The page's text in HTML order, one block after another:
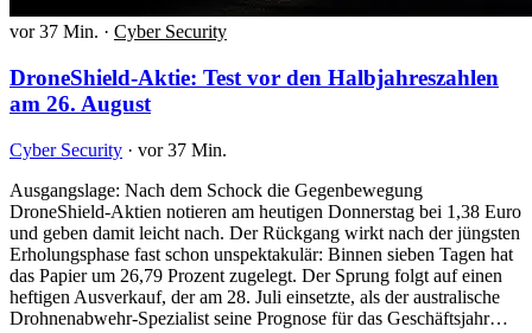
vor 37 Min. · Cyber Security
DroneShield-Aktie: Test vor den Halbjahreszahlen
am 26. August
Cyber Security · vor 37 Min.
Ausgangslage: Nach dem Schock die Gegenbewegung
DroneShield-Aktien notieren am heutigen Donnerstag bei 1,38 Euro
und geben damit leicht nach. Der Rückgang wirkt nach der jüngsten
Erholungsphase fast schon unspektakulär: Binnen sieben Tagen hat
das Papier um 26,79 Prozent zugelegt. Der Sprung folgt auf einen
heftigen Ausverkauf, der am 28. Juli einsetzte, als der australische
Drohnenabwehr-Spezialist seine Prognose für das Geschäftsjahr…